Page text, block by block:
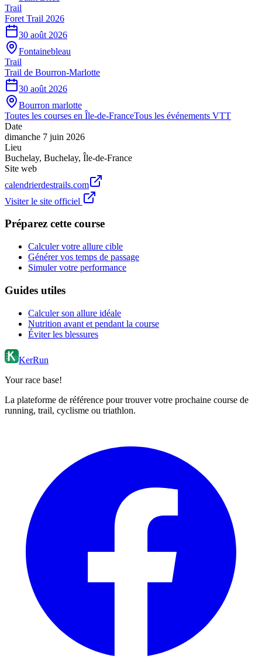
Trail
Foret Trail 2026
30 août 2026
Fontainebleau
Trail
Trail de Bourron-Marlotte
30 août 2026
Bourron marlotte
Toutes les courses en Île-de-FranceTous les événements VTT
Date
dimanche 7 juin 2026
Lieu
Buchelay, Buchelay, Île-de-France
Site web
calendrierdestrails.com
Visiter le site officiel
Préparez cette course
Calculer votre allure cible
Générer vos temps de passage
Simuler votre performance
Guides utiles
Calculer son allure idéale
Nutrition avant et pendant la course
Éviter les blessures
KerRun
Your race base!
La plateforme de référence pour trouver votre prochaine course de
running, trail, cyclisme ou triathlon.